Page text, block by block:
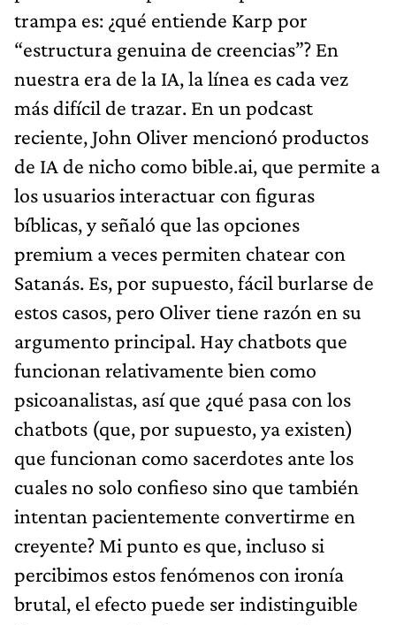
trampa es: ¿qué entiende Karp por
“estructura genuina de creencias”? En
nuestra era de la IA, la línea es cada vez
más difícil de trazar. En un podcast
reciente, John Oliver mencionó productos
de IA de nicho como bible.ai, que permite a
los usuarios interactuar con figuras
bíblicas, y señaló que las opciones
premium a veces permiten chatear con
Satanás. Es, por supuesto, fácil burlarse de
estos casos, pero Oliver tiene razón en su
argumento principal. Hay chatbots que
funcionan relativamente bien como
psicoanalistas, así que ¿qué pasa con los
chatbots (que, por supuesto, ya existen)
que funcionan como sacerdotes ante los
cuales no solo confieso sino que también
intentan pacientemente convertirme en
creyente? Mi punto es que, incluso si
percibimos estos fenómenos con ironía
brutal, el efecto puede ser indistinguible